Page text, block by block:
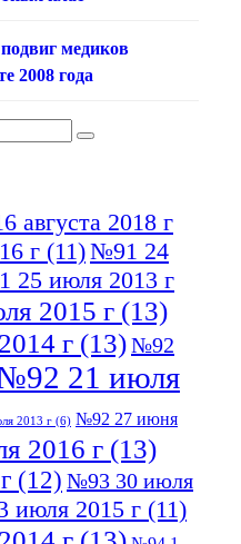
медиков
2008 года
августа 2018 г
г (11)№91 24
25 июля 2013 г
2015 г (13)
г (13)№92
21 июля
2013 г (6) №92 27 июня
2016 г (13)
(12) №93 30 июля
июля 2015 г (11)